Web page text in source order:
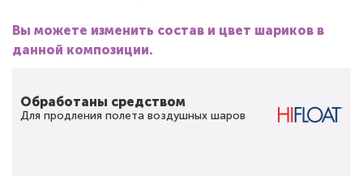
Вы можете изменить состав и цвет шариков в
данной композиции.
Обработаны средством
Для продления полета воздушных шаров